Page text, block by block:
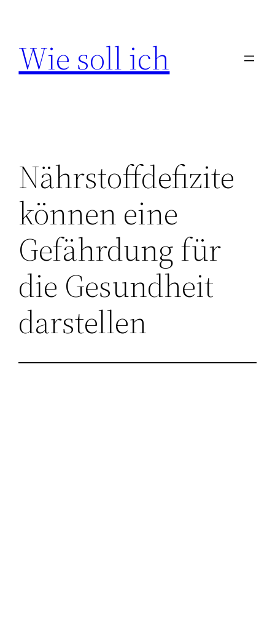
springen
Wie soll ich
Nährstoffdefizite
können eine
Gefährdung für
die Gesundheit
darstellen